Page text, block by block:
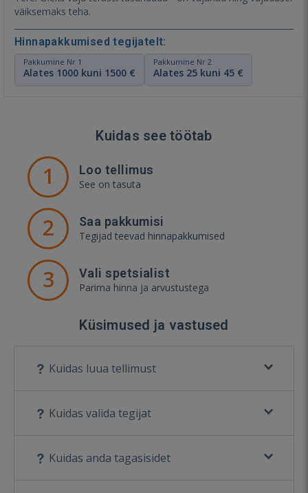
väiksemaks teha.
Hinnapakkumised tegijatelt:
Pakkumine Nr 1
Alates 1000 kuni 1500 €
Pakkumine Nr 2
Alates 25 kuni 45 €
Kuidas see töötab
1 Loo tellimus
See on tasuta
2 Saa pakkumisi
Tegijad teevad hinnapakkumised
3 Vali spetsialist
Parima hinna ja arvustustega
Küsimused ja vastused
Kuidas luua tellimust
Kuidas valida tegijat
Kuidas anda tagasisidet